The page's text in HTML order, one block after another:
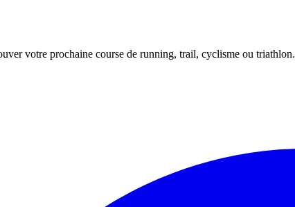
votre prochaine course de running, trail, cyclisme ou triathlon.